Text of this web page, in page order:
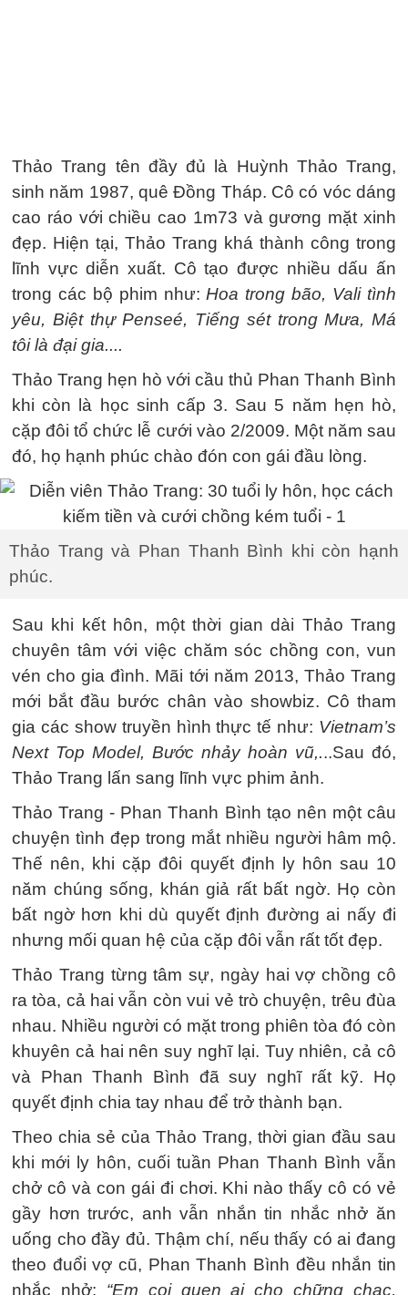
Thảo Trang tên đầy đủ là Huỳnh Thảo Trang,
sinh năm 1987, quê Đồng Tháp. Cô có vóc dáng
cao ráo với chiều cao 1m73 và gương mặt xinh
đẹp. Hiện tại, Thảo Trang khá thành công trong
lĩnh vực diễn xuất. Cô tạo được nhiều dấu ấn
trong các bộ phim như:Hoa trong bão, Vali tình
yêu, Biệt thự Penseé, Tiếng sét trong Mưa, Má
tôi là đại gia....
Thảo Trang hẹn hò với cầu thủ Phan Thanh Bình
khi còn là học sinh cấp 3. Sau 5 năm hẹn hò,
cặp đôi tổ chức lễ cưới vào 2/2009. Một năm sau
đó, họ hạnh phúc chào đón con gái đầu lòng.
Thảo Trang và Phan Thanh Bình khi còn hạnh
phúc.
Sau khi kết hôn, một thời gian dài Thảo Trang
chuyên tâm với việc chăm sóc chồng con, vun
vén cho gia đình. Mãi tới năm 2013, Thảo Trang
mới bắt đầu bước chân vào showbiz. Cô tham
gia các show truyền hình thực tế như: Vietnam’s
Next Top Model, Bước nhảy hoàn vũ,...Sau đó,
Thảo Trang lấn sang lĩnh vực phim ảnh.
Thảo Trang - Phan Thanh Bình tạo nên một câu
chuyện tình đẹp trong mắt nhiều người hâm mộ.
Thế nên, khi cặp đôi quyết định ly hôn sau 10
năm chúng sống, khán giả rất bất ngờ. Họ còn
bất ngờ hơn khi dù quyết định đường ai nấy đi
nhưng mối quan hệ của cặp đôi vẫn rất tốt đẹp.
Thảo Trang từng tâm sự, ngày hai vợ chồng cô
ra tòa, cả hai vẫn còn vui vẻ trò chuyện, trêu đùa
nhau. Nhiều người có mặt trong phiên tòa đó còn
khuyên cả hai nên suy nghĩ lại. Tuy nhiên, cả cô
và Phan Thanh Bình đã suy nghĩ rất kỹ. Họ
quyết định chia tay nhau để trở thành bạn.
Theo chia sẻ của Thảo Trang, thời gian đầu sau
khi mới ly hôn, cuối tuần Phan Thanh Bình vẫn
chở cô và con gái đi chơi. Khi nào thấy cô có vẻ
gầy hơn trước, anh vẫn nhắn tin nhắc nhở ăn
uống cho đầy đủ. Thậm chí, nếu thấy có ai đang
theo đuổi vợ cũ, Phan Thanh Bình đều nhắn tin
nhắc nhở: “Em coi quen ai cho chững chạc,